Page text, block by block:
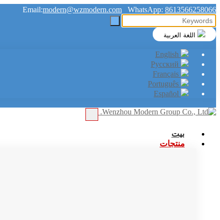
Email:modern@wzmodern.com WhatsApp: 8613566258066
بيت
منتجات